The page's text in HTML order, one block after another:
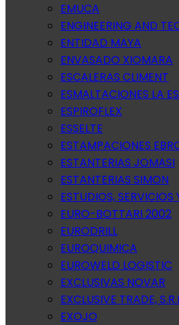
EMUCA
ENGINEERING AND
ENTIDAD MAYA
ENVASADO XIOMARA
ESCALERAS CLIMENT
ESMALTACIONES LA
ESPIROFLEX
ESSELTE
ESTAMPACIONES
ESTANTERIAS JOMASI
ESTANTERIAS SIMON
ESTUDIOS,
EURO-BOTTARI 2002
EURODRILL
EUROQUIMICA
EUROWELD LOGISTIC
EXCLUSIVAS NOVAR
EXCLUSIVE TRADE,
EXOJO